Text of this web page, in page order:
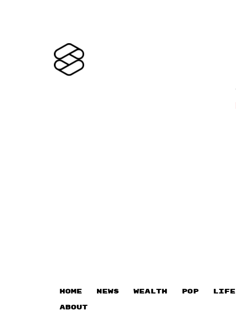
HOME NEWS WEALTH POP LIFE
ABOUT